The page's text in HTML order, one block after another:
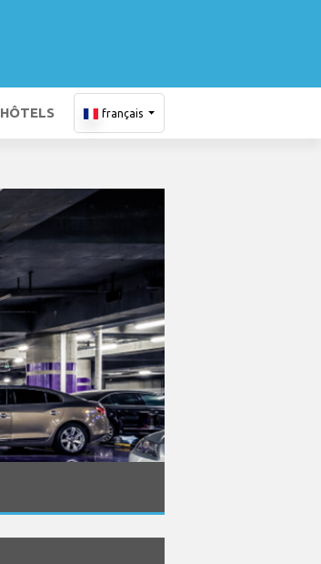
HÔTELS français